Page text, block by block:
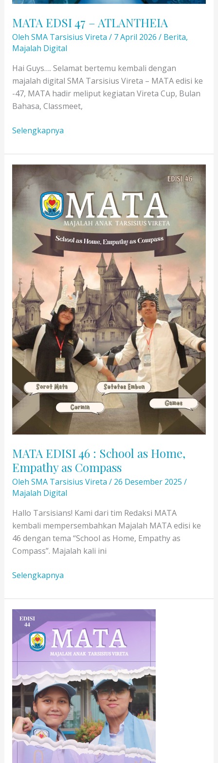
MATA EDSI 47 – ATLANTHEIA
Oleh SMA Tarsisius Vireta / 7 April 2026 / Berita,
Majalah Digital
Hai Guys…. Selamat bertemu kembali dengan
majalah digital SMA Tarsisius Vireta – MATA edisi ke
-47, MATA hadir meliput kegiatan Vireta Cup, Bulan
Bahasa, Classmeet,
MATA
47
–
ATLANTHEIA
Selengkapnya
MATA EDISI 46 : School as Home,
Empathy as Compass
Oleh SMA Tarsisius Vireta / 26 Desember 2025 /
Majalah Digital
Hallo Tarsisians! Kami dari tim Redaksi MATA
kembali mempersembahkan Majalah MATA edisi ke
46 dengan tema “School as Home, Empathy as
Compass”. Majalah kali ini
MATA
46
:
School
as
Home,
Empathy
as
Compass
Selengkapnya